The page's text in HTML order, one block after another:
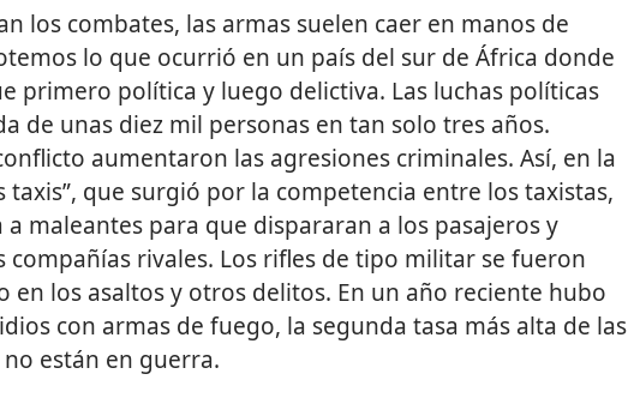
los combates, las armas suelen caer en manos de
lo que ocurrió en un país del sur de África donde
primero política y luego delictiva. Las luchas políticas
de unas diez mil personas en tan solo tres años.
aumentaron las agresiones criminales. Así, en la
taxis”, que surgió por la competencia entre los taxistas,
a maleantes para que dispararan a los pasajeros y
compañías rivales. Los rifles de tipo militar se fueron
en los asaltos y otros delitos. En un año reciente hubo
con armas de fuego, la segunda tasa más alta de las
están en guerra.